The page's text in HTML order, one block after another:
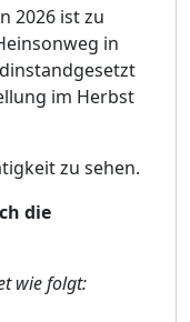
n 2026 ist zu
in
im Herbst
tigkeit zu sehen.
die
wie folgt: